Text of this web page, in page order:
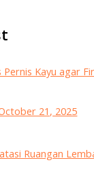
Kayu agar
21, 2025
Ruangan